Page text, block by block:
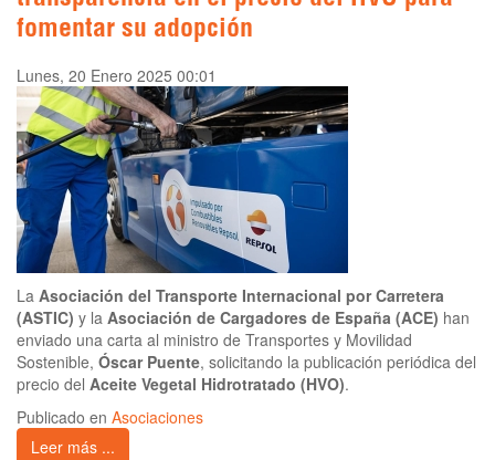
fomentar su adopción
Lunes, 20 Enero 2025 00:01
La Asociación del Transporte Internacional por Carretera
(ASTIC) y la Asociación de Cargadores de España (ACE) han
enviado una carta al ministro de Transportes y Movilidad
Sostenible, Óscar Puente, solicitando la publicación periódica del
precio del Aceite Vegetal Hidrotratado (HVO).
Publicado en Asociaciones
Leer más ...